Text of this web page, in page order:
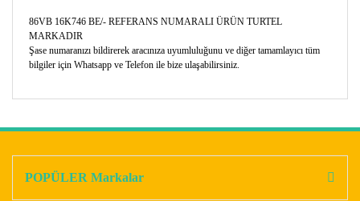
86VB 16K746 BE/- REFERANS NUMARALI ÜRÜN TURTEL
MARKADIR
Şase numaranızı bildirerek aracınıza uyumluluğunu ve diğer tamamlayıcı tüm
bilgiler için Whatsapp ve Telefon ile bize ulaşabilirsiniz.
POPÜLER Markalar